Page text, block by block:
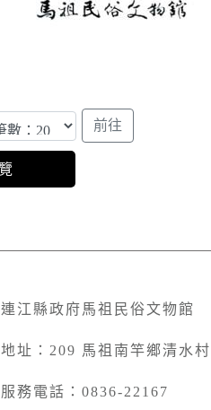
連江縣政府馬祖民俗文物館
地址：209 馬祖南竿鄉清水
服務電話：0836-22167